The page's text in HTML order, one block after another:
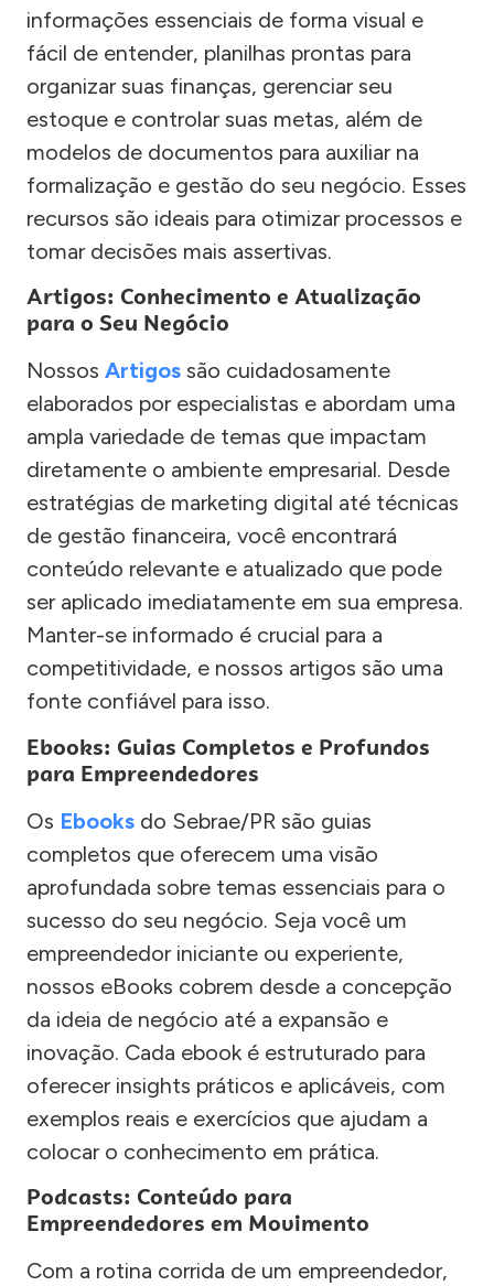
informações essenciais de forma visual e
fácil de entender, planilhas prontas para
organizar suas finanças, gerenciar seu
estoque e controlar suas metas, além de
modelos de documentos para auxiliar na
formalização e gestão do seu negócio. Esses
recursos são ideais para otimizar processos e
tomar decisões mais assertivas.
Artigos: Conhecimento e Atualização
para o Seu Negócio
Nossos Artigos são cuidadosamente
elaborados por especialistas e abordam uma
ampla variedade de temas que impactam
diretamente o ambiente empresarial. Desde
estratégias de marketing digital até técnicas
de gestão financeira, você encontrará
conteúdo relevante e atualizado que pode
ser aplicado imediatamente em sua empresa.
Manter-se informado é crucial para a
competitividade, e nossos artigos são uma
fonte confiável para isso.
Ebooks: Guias Completos e Profundos
para Empreendedores
Os Ebooks do Sebrae/PR são guias
completos que oferecem uma visão
aprofundada sobre temas essenciais para o
sucesso do seu negócio. Seja você um
empreendedor iniciante ou experiente,
nossos eBooks cobrem desde a concepção
da ideia de negócio até a expansão e
inovação. Cada ebook é estruturado para
oferecer insights práticos e aplicáveis, com
exemplos reais e exercícios que ajudam a
colocar o conhecimento em prática.
Podcasts: Conteúdo para
Empreendedores em Movimento
Com a rotina corrida de um empreendedor,